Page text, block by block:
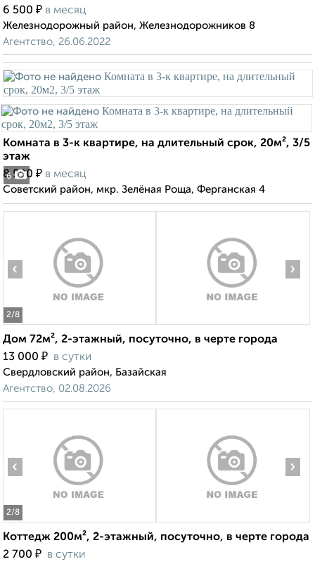
6 500 ₽ в месяц
Железнодорожный район, Железнодорожников 8
Агентство, 26.06.2022
6
Комната в 3-к квартире, на длительный срок, 20м², 3/5
этаж
8 500 ₽ в месяц
Советский район, мкр. Зелёная Роща, Ферганская 4
2/8
‹ ›
Дом 72м², 2-этажный, посуточно, в черте города
13 000 ₽ в сутки
Свердловский район, Базайская
Агентство, 02.08.2026
2/8
‹ ›
Коттедж 200м², 2-этажный, посуточно, в черте города
2 700 ₽ в сутки